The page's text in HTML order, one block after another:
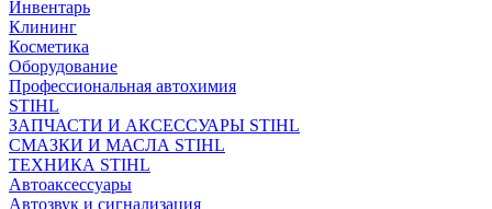
Инвентарь
Клининг
Косметика
Оборудование
Профессиональная автохимия
STIHL
ЗАПЧАСТИ И АКСЕССУАРЫ STIHL
СМАЗКИ И МАСЛА STIHL
ТЕХНИКА STIHL
Автоаксессуары
Автозвук и сигнализация